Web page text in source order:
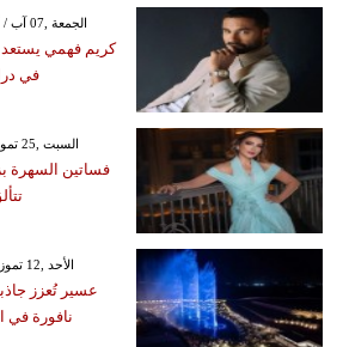
GMT 22:48 2026 الجمعة ,07 آب / أغسطس
كريم فهمي يستعد
في
GMT 09:39 2026 السبت ,25 تموز / يوليو
فساتين السهرة
GMT 16:13 2026 الأحد ,12 تموز / يوليو
عسير تُعزز
نافورة في